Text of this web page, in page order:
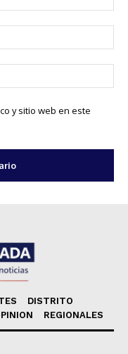
y sitio web en este
DISTRITO
REGIONALES